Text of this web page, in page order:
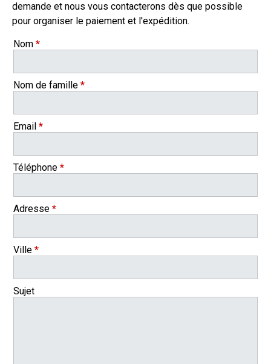
demande et nous vous contacterons dès que possible
pour organiser le paiement et l'expédition.
Nom *
Nom de famille *
Email *
Téléphone *
Adresse *
Ville *
Sujet